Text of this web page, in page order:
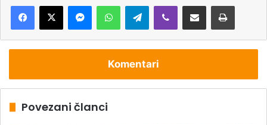
Telegram
Komentari
Povezani članci